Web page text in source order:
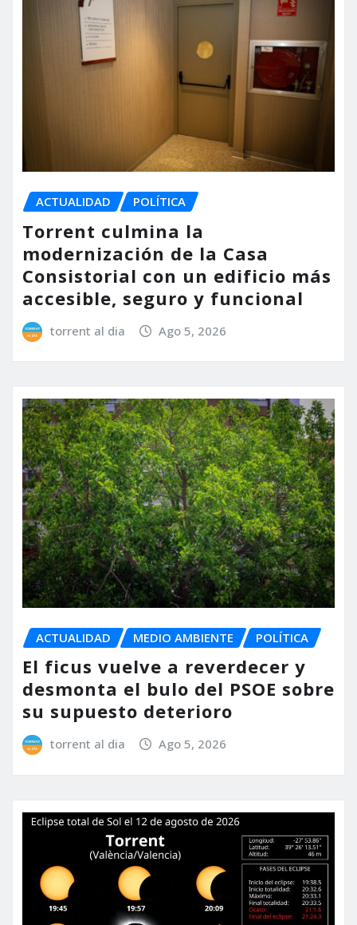
ACTUALIDAD POLÍTICA
Torrent culmina la
modernización de la Casa
Consistorial con un edificio más
accesible, seguro y funcional
torrent al dia Ago 5, 2026
ACTUALIDAD MEDIO AMBIENTE POLÍTICA
El ficus vuelve a reverdecer y
desmonta el bulo del PSOE sobre
su supuesto deterioro
torrent al dia Ago 5, 2026